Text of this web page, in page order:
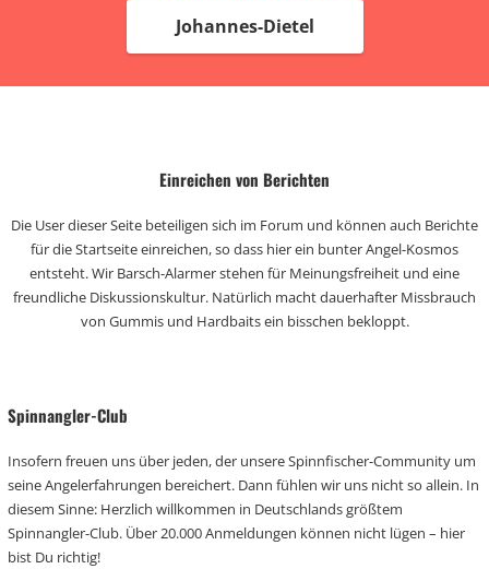
Johannes-Dietel
Einreichen von Berichten
Die User dieser Seite beteiligen sich im Forum und können auch Berichte
für die Startseite einreichen, so dass hier ein bunter Angel-Kosmos
entsteht. Wir Barsch-Alarmer stehen für Meinungsfreiheit und eine
freundliche Diskussionskultur. Natürlich macht dauerhafter Missbrauch
von Gummis und Hardbaits ein bisschen bekloppt.
Spinnangler-Club
Insofern freuen uns über jeden, der unsere Spinnfischer-Community um
seine Angelerfahrungen bereichert. Dann fühlen wir uns nicht so allein. In
diesem Sinne: Herzlich willkommen in Deutschlands größtem
Spinnangler-Club. Über 20.000 Anmeldungen können nicht lügen – hier
bist Du richtig!